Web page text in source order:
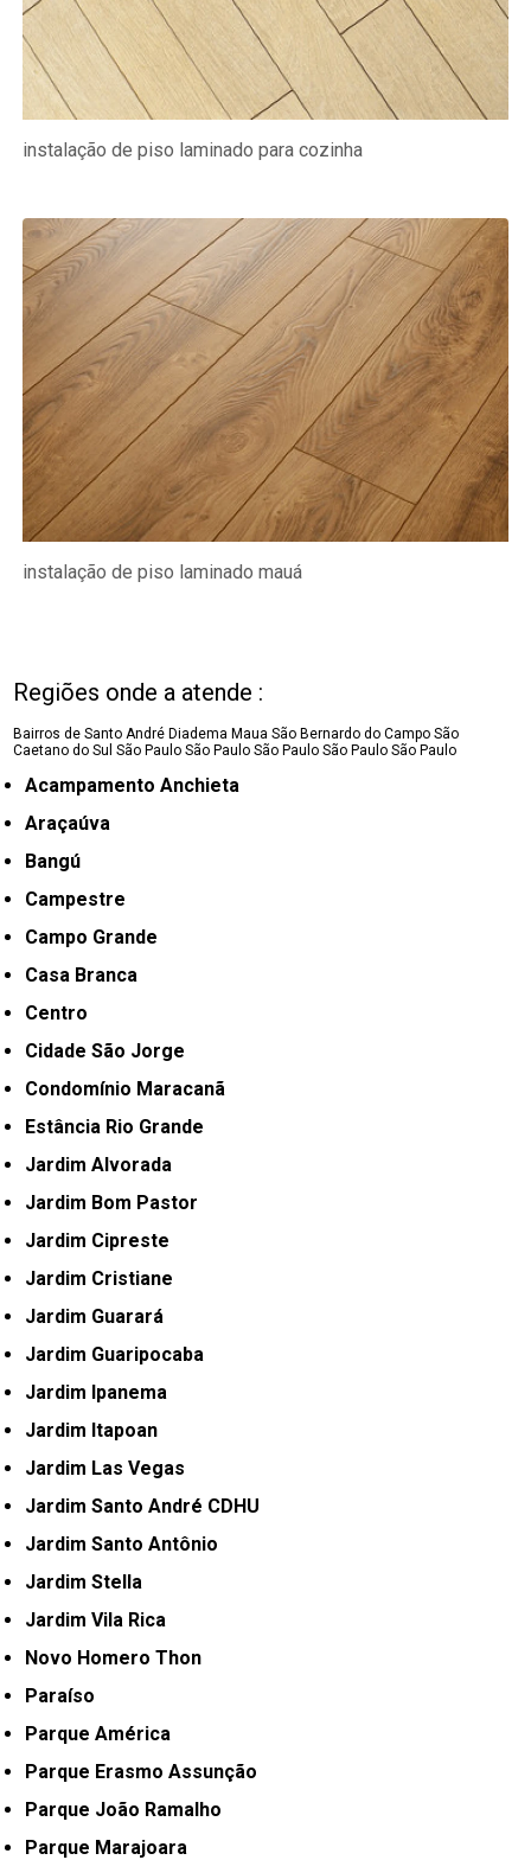
instalação de piso laminado para cozinha
instalação de piso laminado mauá
Regiões onde a atende :
Bairros de Santo André Diadema Maua São Bernardo do Campo São
Caetano do SulSão Paulo São Paulo São Paulo São Paulo São Paulo
Acampamento Anchieta
Araçaúva
Bangú
Campestre
Campo Grande
Casa Branca
Centro
Cidade São Jorge
Condomínio Maracanã
Estância Rio Grande
Jardim Alvorada
Jardim Bom Pastor
Jardim Cipreste
Jardim Cristiane
Jardim Guarará
Jardim Guaripocaba
Jardim Ipanema
Jardim Itapoan
Jardim Las Vegas
Jardim Santo André CDHU
Jardim Santo Antônio
Jardim Stella
Jardim Vila Rica
Novo Homero Thon
Paraíso
Parque América
Parque Erasmo Assunção
Parque João Ramalho
Parque Marajoara